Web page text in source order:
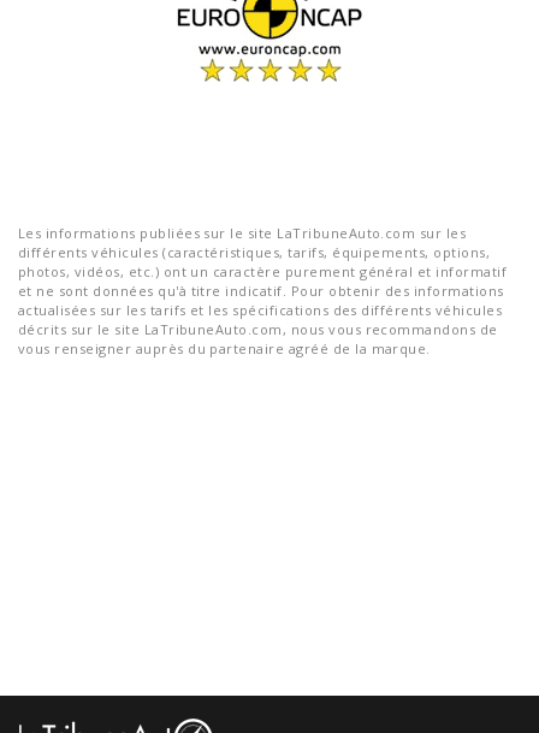
Les informations publiées sur le site LaTribuneAuto.com sur les
différents véhicules (caractéristiques, tarifs, équipements, options,
photos, vidéos, etc.) ont un caractère purement général et informatif
et ne sont données qu'à titre indicatif. Pour obtenir des informations
actualisées sur les tarifs et les spécifications des différents véhicules
décrits sur le site LaTribuneAuto.com, nous vous recommandons de
vous renseigner auprès du partenaire agréé de la marque.